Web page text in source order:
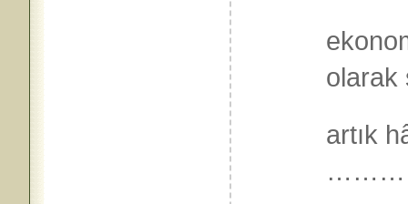
olarak
artık